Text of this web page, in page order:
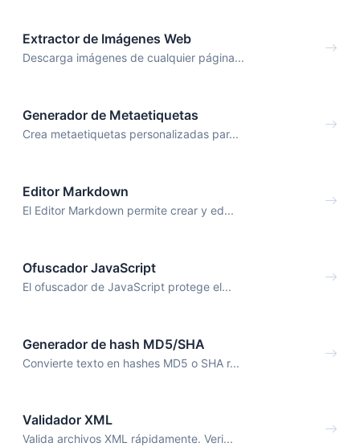
Extractor de Imágenes Web
Descarga imágenes de cualquier página...
Generador de Metaetiquetas
Crea metaetiquetas personalizadas par...
Editor Markdown
El Editor Markdown permite crear y ed...
Ofuscador JavaScript
El ofuscador de JavaScript protege el...
Generador de hash MD5/SHA
Convierte texto en hashes MD5 o SHA r...
Validador XML
Valida archivos XML rápidamente. Veri...